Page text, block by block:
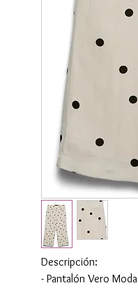
Descripción:
- Pantalón Vero Moda